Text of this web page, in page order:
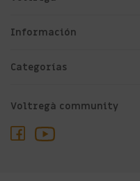
Información
Categorías
Voltregà community